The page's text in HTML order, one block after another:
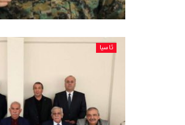
ئاسیا